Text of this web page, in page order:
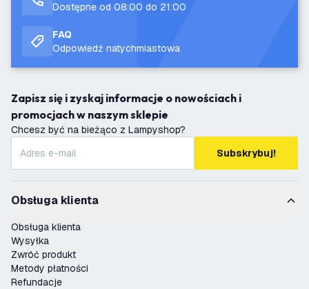
Dostępne od 08:00 do 21:00
FAQ
Odpowiedź natychmiastowa
Zapisz się i zyskaj informacje o nowościach i
promocjach w naszym sklepie
Chcesz być na bieżąco z Lampyshop?
Subskrybuj!
Obsługa klienta
Obsługa klienta
Wysyłka
Zwróć produkt
Metody płatności
Refundacje